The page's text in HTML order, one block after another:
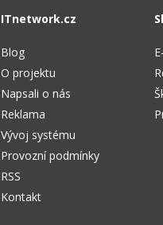
ITnetwork.cz
Blog
O projektu
Napsali o nás
Reklama
Vývoj systému
Provozní podmínky
RSS
Kontakt